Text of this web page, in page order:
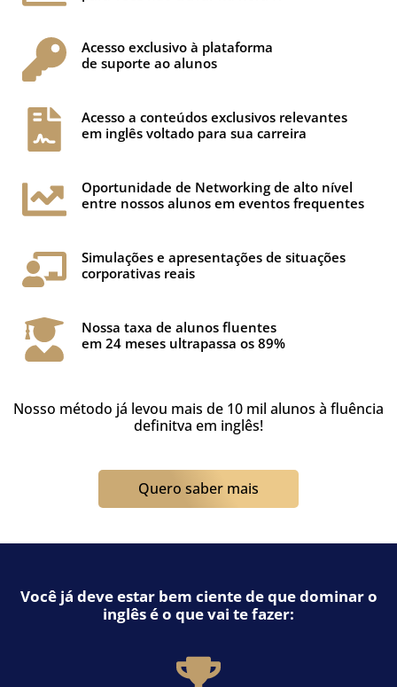
Acesso exclusivo à plataforma
de suporte ao alunos
Acesso a conteúdos exclusivos relevantes
em inglês voltado para sua carreira
Oportunidade de Networking de alto nível
entre nossos alunos em eventos frequentes
Simulações e apresentações de situações
corporativas reais
Nossa taxa de alunos fluentes
em 24 meses ultrapassa os 89%
Nosso método já levou mais de 10 mil alunos à fluência
definitva em inglês!
Quero saber mais
Você já deve estar bem ciente de que dominar o
inglês é o que vai te fazer: